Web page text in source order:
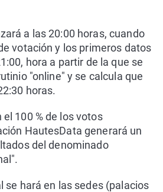
a las 20:00 horas, cuando
votación y los primeros datos
hora a partir de la que se
"online" y se calcula que
horas.
100 % de los votos
HautesData generará un
del denominado
se hará en las sedes (palacios